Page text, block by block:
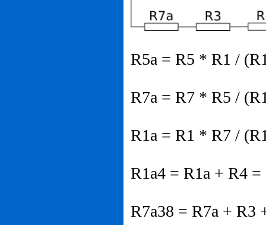
R5a = R5 * R1 /
R7a = R7 * R5 /
R1a = R1 * R7 /
R1a4 = R1a + R4
R7a38 = R7a +